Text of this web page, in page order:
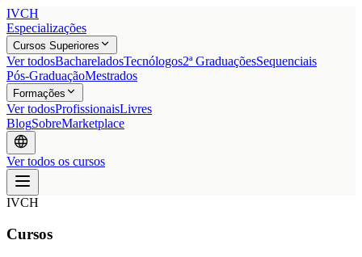
IVCH
Especializações
Cursos Superiores
Ver todosBachareladosTecnólogos2ª GraduaçõesSequenciais
Pós-GraduaçãoMestrados
Formações
Ver todosProfissionaisLivres
BlogSobreMarketplace
Ver todos os cursos
IVCH
Cursos